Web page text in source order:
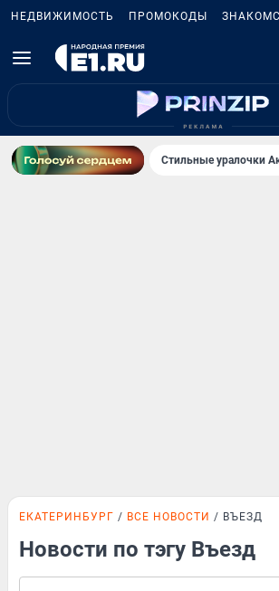
НЕДВИЖИМОСТЬ ПРОМОКОДЫ
Стильные уралочки
ЕКАТЕРИНБУРГ ВСЕ НОВОСТИ ВЪЕЗД
Новости по тэгу Въезд